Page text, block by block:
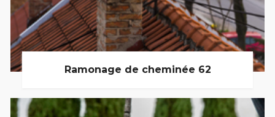
Ramonage de cheminée 62